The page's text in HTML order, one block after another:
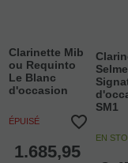
Clarinette Mib
ou Requinto
Le Blanc
d'occasion
ÉPUISÉ
1.685,95
SM1
EN